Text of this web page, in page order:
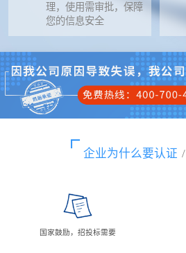
理，使用需审批，保障
您的信息安全
企业为什么要认证 /
国家鼓励，招投标需要